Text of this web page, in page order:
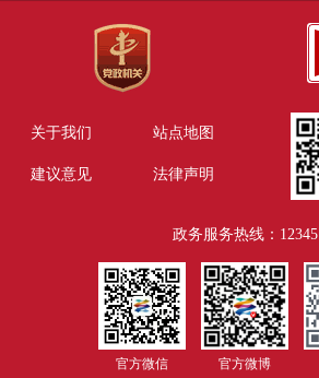
关于我们 站点地图
建议意见 法律声明
政务服务热线：12345
官方微信 官方微博